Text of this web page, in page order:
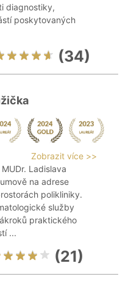
diagnostiky,
poskytovaných
(34)
Zobrazit více >>
Ladislava
na adrese
polikliniky.
služby
praktického
...
(21)